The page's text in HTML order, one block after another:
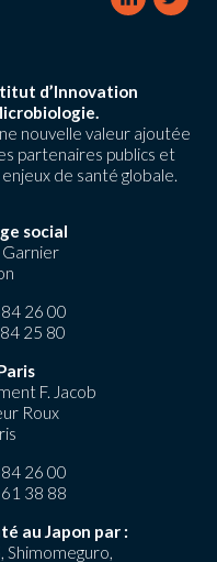
d’Innovation
nouvelle valeur ajoutée
partenaires publics et
de santé globale.
social
Garnier
26 00
25 80
F. Jacob
Roux
26 00
38 88
au Japon par :
Shimomeguro,